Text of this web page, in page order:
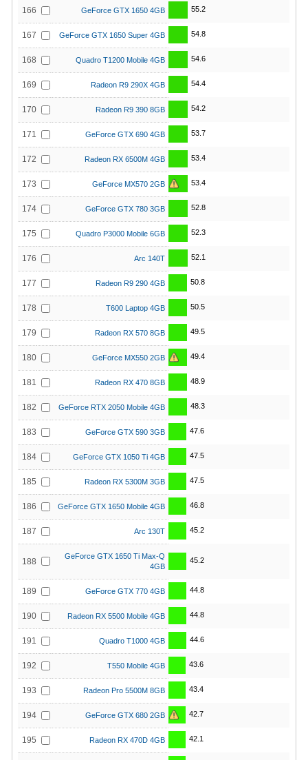
166 GeForce GTX 1650 4GB 55.2
167 GeForce GTX 1650 Super 4GB 54.8
168 Quadro T1200 Mobile 4GB 54.6
169 Radeon R9 290X 4GB 54.4
170 Radeon R9 390 8GB 54.2
171 GeForce GTX 690 4GB 53.7
172 Radeon RX 6500M 4GB 53.4
173 GeForce MX570 2GB 53.4
174 GeForce GTX 780 3GB 52.8
175 Quadro P3000 Mobile 6GB 52.3
176 Arc 140T 52.1
177 Radeon R9 290 4GB 50.8
178 T600 Laptop 4GB 50.5
179 Radeon RX 570 8GB 49.5
180 GeForce MX550 2GB 49.4
181 Radeon RX 470 8GB 48.9
182 GeForce RTX 2050 Mobile 4GB 48.3
183 GeForce GTX 590 3GB 47.6
184 GeForce GTX 1050 Ti 4GB 47.5
185 Radeon RX 5300M 3GB 47.5
186 GeForce GTX 1650 Mobile 4GB 46.8
187 Arc 130T 45.2
188
GeForce GTX 1650 Ti Max-Q
4GB
45.2
189 GeForce GTX 770 4GB 44.8
190 Radeon RX 5500 Mobile 4GB 44.8
191 Quadro T1000 4GB 44.6
192 T550 Mobile 4GB 43.6
193 Radeon Pro 5500M 8GB 43.4
194 GeForce GTX 680 2GB 42.7
195 Radeon RX 470D 4GB 42.1